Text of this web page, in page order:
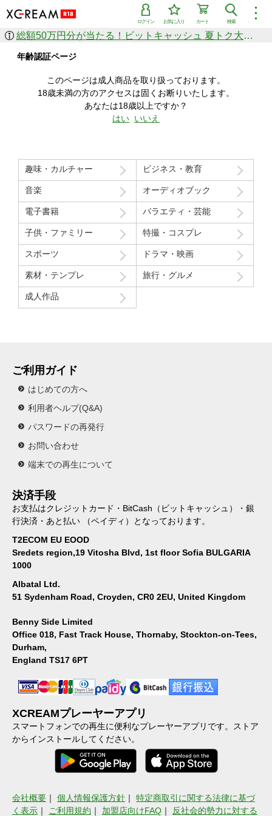
︙
検索
カート
お気に入り
ログイン
作品を探す
ジャンル
シリーズ
人気のセール中商品
新着セール中商品
すべての作品から探す
価格の安い順
価格の高い順
月間ランキング
年間ランキング
総額50万円分が当たる！ビットキャッシュ 夏トク大感謝祭
年齢認証ページ
このページは成人商品を取り扱っております。
18歳未満の方のアクセスは固くお断りいたします。
あなたは18歳以上ですか？
はい いいえ
趣味・カルチャー ビジネス・教育
音楽 オーディオブック
電子書籍 バラエティ・芸能
子供・ファミリー 特撮・コスプレ
スポーツ ドラマ・映画
素材・テンプレ 旅行・グルメ
成人作品
ご利用ガイド
はじめての方へ
利用者ヘルプ(Q&A)
パスワードの再発行
お問い合わせ
端末での再生について
決済手段
お支払はクレジットカード・BitCash（ビットキャッシュ）・銀
行決済・あと払い （ペイディ）となっております。
T2ECOM EU EOOD
Sredets region,19 Vitosha Blvd, 1st floor Sofia BULGARIA
1000
Albatal Ltd.
51 Sydenham Road, Croyden, CR0 2EU, United Kingdom
Benny Side Limited
Office 018, Fast Track House, Thornaby, Stockton-on-Tees,
Durham,
England TS17 6PT
XCREAMプレーヤーアプリ
スマートフォンでの再生に便利なプレーヤーアプリです。ストア
からインストールしてください。
会社概要 ｜ 個人情報保護方針 ｜ 特定商取引に関する法律に基づ
く表示 ｜ ご利用規約 ｜ 加盟店向けFAQ ｜ 反社会的勢力に対する